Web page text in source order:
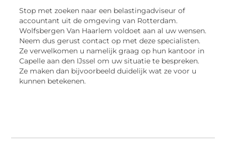
Stop met zoeken naar een belastingadviseur of
accountant uit de omgeving van Rotterdam.
Wolfsbergen Van Haarlem voldoet aan al uw wensen.
Neem dus gerust contact op met deze specialisten.
Ze verwelkomen u namelijk graag op hun kantoor in
Capelle aan den IJssel om uw situatie te bespreken.
Ze maken dan bijvoorbeeld duidelijk wat ze voor u
kunnen betekenen.